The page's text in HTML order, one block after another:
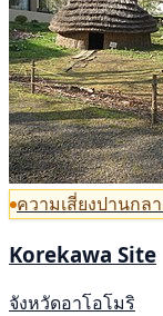
ความเสี่ยงปานกล
Korekawa Site
จังหวัดอาโอโมริ